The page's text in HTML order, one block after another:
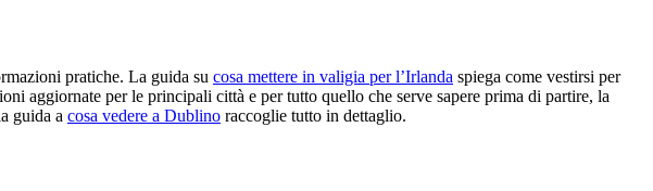
pratiche. La guida su cosa mettere in valigia per l’Irlanda spiega come vestirsi per
aggiornate per le principali città e per tutto quello che serve sapere prima di partire, la
guida a cosa vedere a Dublino raccoglie tutto in dettaglio.